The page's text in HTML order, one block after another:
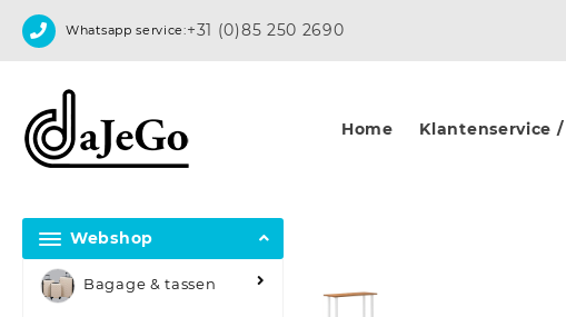
Whatsapp service:+31 (0)85 250 2690
Home Klantenservice
Webshop
Bagage & tassen